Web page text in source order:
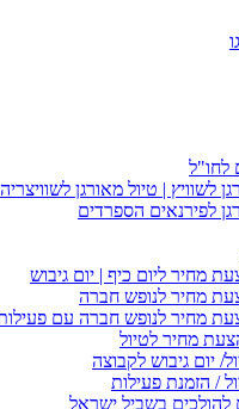
לחו"ל
לשוויץ | טיול מאורגן לשוויצריה
לפירנאים הספרדים
מחיר ליום כיף | יום גיבוש
מחיר לנופש חברה
מחיר לנופש חברה עם
מחיר לטיול
יום גיבוש לקבוצה
/ הזמנת פעילות
בשביל ישראל